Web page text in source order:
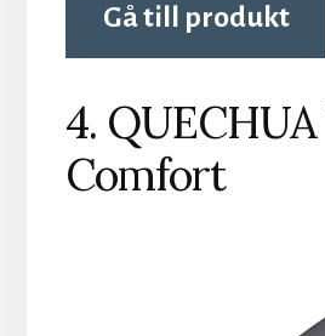
Gå till produkt
4.
Comfort